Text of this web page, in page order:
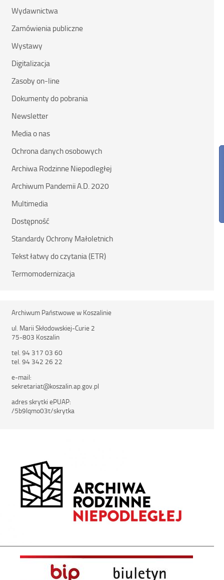
Wydawnictwa
Zamówienia publiczne
Wystawy
Digitalizacja
Zasoby on-line
Dokumenty do pobrania
Newsletter
Media o nas
Ochrona danych osobowych
Archiwa Rodzinne Niepodległej
Archiwum Pandemii A.D. 2020
Multimedia
Dostępność
Standardy Ochrony Małoletnich
Tekst łatwy do czytania (ETR)
Termomodernizacja
Archiwum Państwowe w Koszalinie
ul. Marii Skłodowskiej-Curie 2
75-803 Koszalin
tel. 94 317 03 60
tel. 94 342 26 22
e-mail:
sekretariat@koszalin.ap.gov.pl
adres skrytki ePUAP:
/5b9lqmo03t/skrytka